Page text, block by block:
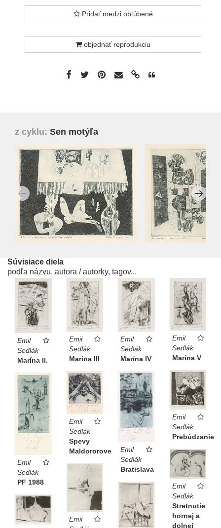
Pridať medzi obľúbené
objednať reprodukciu
z cyklu: Sen motýľa
Súvisiace diela
podľa názvu, autora / autorky, tagov...
Emil
Sedlák
Marína II.
Emil
Sedlák
Marína III
Emil
Sedlák
Marína IV
Emil
Sedlák
Marína V
Emil
Sedlák
Prebúdzanie
Emil
Sedlák
Spevy
Maldororove
Emil
Sedlák
Bratislava
Emil
Sedlák
PF 1988
Emil
Sedlák
Stretnutie
hornej a
dolnej
Emil